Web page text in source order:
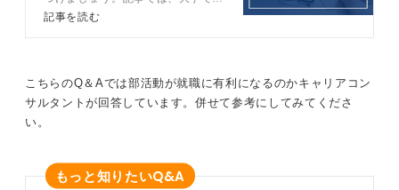
んだことを見つける方法や学部別に
い。
記事を読む
こちらのQ＆Aでは部活動が就職に有利になるのかキャリアコン
サルタントが回答しています。併せて参考にしてみてくださ
い。
もっと知りたいQ&A